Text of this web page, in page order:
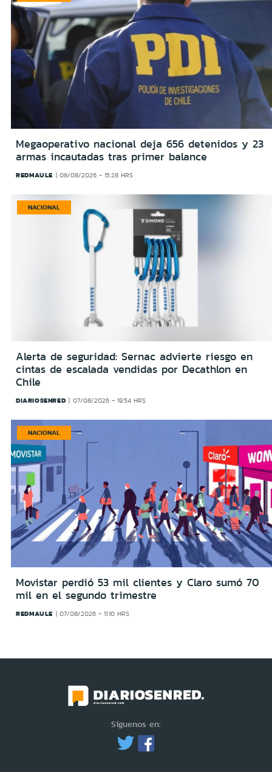
Megaoperativo nacional deja 656 detenidos y 23
armas incautadas tras primer balance
REDMAULE 08/08/2026 - 15:28 HRS
NACIONAL
Alerta de seguridad: Sernac advierte riesgo en
cintas de escalada vendidas por Decathlon en
Chile
DIARIOSENRED 07/08/2026 - 19:54 HRS
NACIONAL
Movistar perdió 53 mil clientes y Claro sumó 70
mil en el segundo trimestre
REDMAULE 07/08/2026 - 11:10 HRS
Síguenos en: